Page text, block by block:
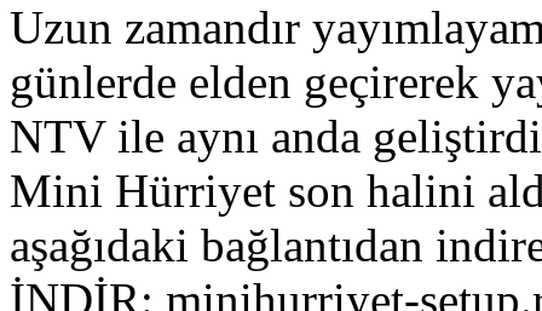
Uzun zamandır
günlerde elden geçirerek
NTV ile aynı anda
Mini Hürriyet son halini
aşağıdaki bağlantıdan
İNDİR: minihurriyet-